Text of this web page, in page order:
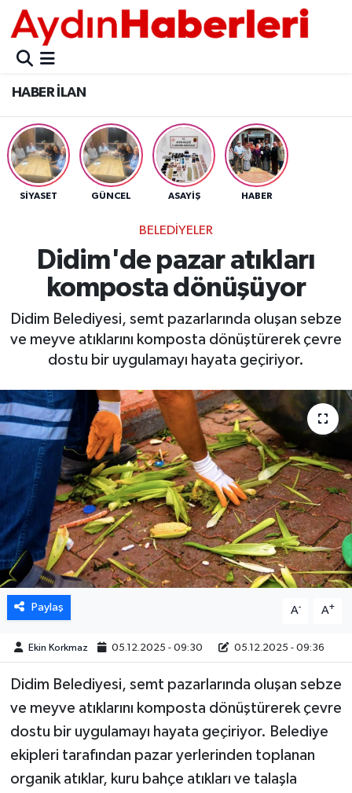
HABER İLAN
SİYASET GÜNCEL ASAYİŞ HABER
BELEDİYELER
Didim'de pazar atıkları
komposta dönüşüyor
Didim Belediyesi, semt pazarlarında oluşan sebze
ve meyve atıklarını komposta dönüştürerek çevre
dostu bir uygulamayı hayata geçiriyor.
Paylaş A- A+
Ekin Korkmaz 05.12.2025 - 09:30 05.12.2025 - 09:36
Didim Belediyesi, semt pazarlarında oluşan sebze
ve meyve atıklarını komposta dönüştürerek çevre
dostu bir uygulamayı hayata geçiriyor. Belediye
ekipleri tarafından pazar yerlerinden toplanan
organik atıklar, kuru bahçe atıkları ve talaşla
GÜNCEL
POLİTİKA
BELEDİYELER
ASAYİŞ
BÜLTEN
ÇEVRE
DIŞ
EGE
EĞİTİM
EKOLOJİ VE ÇEVRE
BİLİM VE TEKNOLOJİ
GENEL
GÜNDEM
HABERDE İNSAN
KÜLTÜR SANAT
MAGAZİN
ÖZEL HABER
Aydın Nöbetçi Eczaneler
Aydın Hava Durumu
Aydin Namaz Vakitleri
Aydın Trafik Yoğunluk Haritası
Tüm Manşetler
Son Dakika Haberleri
Haber Arşivi